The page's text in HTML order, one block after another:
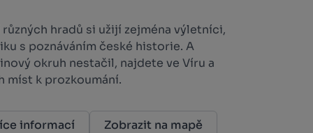
hradů si užijí zejména výletníci,
s poznáváním české historie. A
okruh nestačil, najdete ve Víru a
míst k prozkoumání.
informací Zobrazit na mapě